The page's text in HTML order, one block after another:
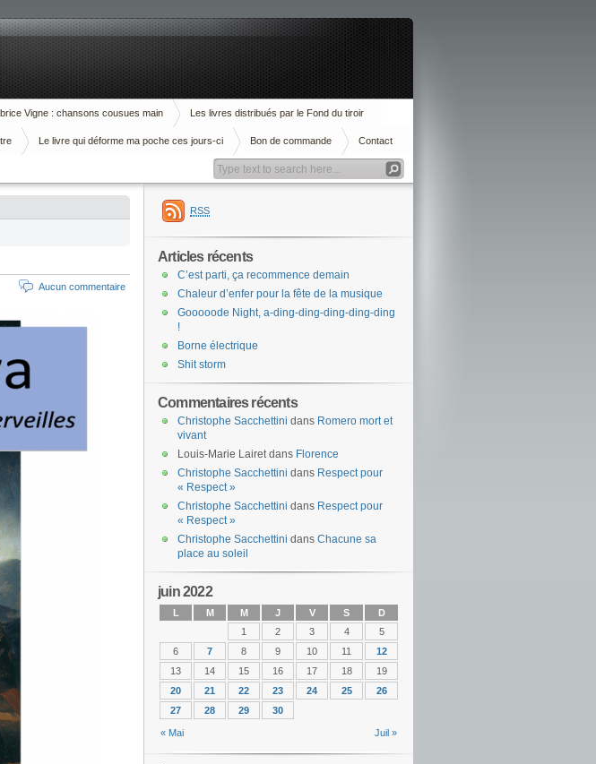
Vigne : chansons cousues main Les livres distribués par le Fond du tiroir
Le livre qui déforme ma poche ces jours-ci Bon de commande Contact
Aucun commentaire
RSS
Articles récents
C’est parti, ça recommence demain
Chaleur d’enfer pour la fête de la musique
Gooooode Night, a-ding-ding-ding-ding-ding
!
Borne électrique
Shit storm
Commentaires récents
Christophe Sacchettini dans Romero mort et
vivant
Louis-Marie Lairetdans Florence
Christophe Sacchettini dans Respect pour
« Respect »
Christophe Sacchettini dans Respect pour
« Respect »
Christophe Sacchettini dans Chacune sa
place au soleil
juin 2022
L M M J V S D
« Mai Juil »
1 2 3 4
5
6
7 8 9 10 11
12
13
14 15 16 17 18
19
20
21 22 23 24 25
26
27
28 29 30